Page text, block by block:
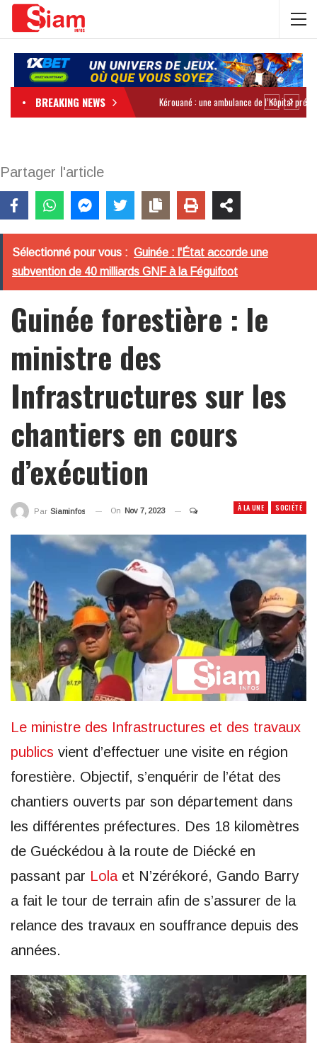
BREAKING NEWS
Partager l'article
Sélectionné pour vous : Guinée : l'État accorde une
subvention de 40 milliards GNF à la Féguifoot
Guinée forestière : le
ministre des
Infrastructures sur les
chantiers en cours
d’exécution
À LA UNE SOCIÉTÉ
Par Siaminfos On Nov 7, 2023
Le ministre des Infrastructures et des travaux
publics vient d’effectuer une visite en région
forestière. Objectif, s’enquérir de l’état des
chantiers ouverts par son département dans
les différentes préfectures. Des 18 kilomètres
de Guéckédou à la route de Diécké en
passant par Lolaet N’zérékoré, Gando Barry
a fait le tour de terrain afin de s’assurer de la
relance des travaux en souffrance depuis des
années.